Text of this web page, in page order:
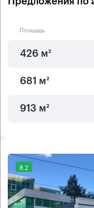
Площадь
426 м²
681 м²
913 м²
8.2